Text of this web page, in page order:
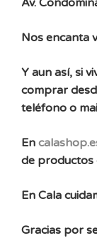
Nos encanta
Y aun así, si
comprar
teléfono o
En
de productos
En Cala
Gracias por